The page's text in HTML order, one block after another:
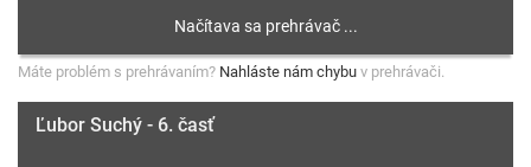
Máte problém s prehrávaním? Nahláste nám chybu v prehrávači.
Ľubor Suchý - 6. časť